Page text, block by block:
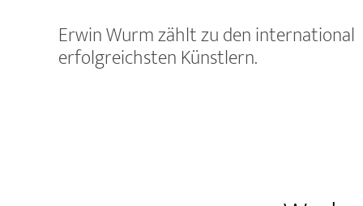
Erwin Wurm zählt zu den international
erfolgreichsten Künstlern.